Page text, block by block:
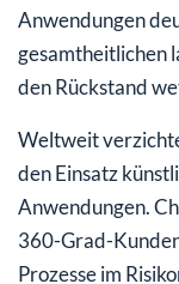
Anwendungen
gesamtheitlichen
den Rückstand
Weltweit
den Einsatz
Anwendungen.
360-Grad-
Prozesse im